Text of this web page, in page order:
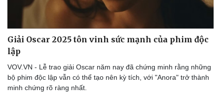
Giải Oscar 2025 tôn vinh sức mạnh của phim độc
lập
VOV.VN - Lễ trao giải Oscar năm nay đã chứng minh rằng những
bộ phim độc lập vẫn có thể tạo nên kỳ tích, với "Anora" trở thành
minh chứng rõ ràng nhất.